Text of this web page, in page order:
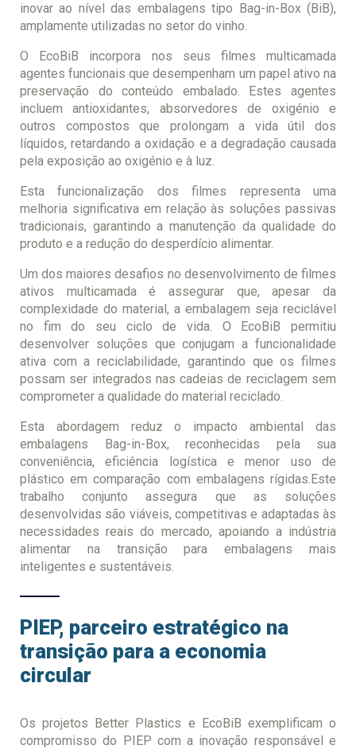
inovar ao nível das embalagens tipo Bag-in-Box (BiB),
amplamente utilizadas no setor do vinho.
O EcoBiB incorpora nos seus filmes multicamada
agentes funcionais que desempenham um papel ativo na
preservação do conteúdo embalado. Estes agentes
incluem antioxidantes, absorvedores de oxigénio e
outros compostos que prolongam a vida útil dos
líquidos, retardando a oxidação e a degradação causada
pela exposição ao oxigénio e à luz.
Esta funcionalização dos filmes representa uma
melhoria significativa em relação às soluções passivas
tradicionais, garantindo a manutenção da qualidade do
produto e a redução do desperdício alimentar.
Um dos maiores desafios no desenvolvimento de filmes
ativos multicamada é assegurar que, apesar da
complexidade do material, a embalagem seja reciclável
no fim do seu ciclo de vida. O EcoBiB permitiu
desenvolver soluções que conjugam a funcionalidade
ativa com a reciclabilidade, garantindo que os filmes
possam ser integrados nas cadeias de reciclagem sem
comprometer a qualidade do material reciclado.
Esta abordagem reduz o impacto ambiental das
embalagens Bag-in-Box, reconhecidas pela sua
conveniência, eficiência logística e menor uso de
plástico em comparação com embalagens rígidas.Este
trabalho conjunto assegura que as soluções
desenvolvidas são viáveis, competitivas e adaptadas às
necessidades reais do mercado, apoiando a indústria
alimentar na transição para embalagens mais
inteligentes e sustentáveis.
PIEP, parceiro estratégico na
transição para a economia
circular
Os projetos Better Plastics e EcoBiB exemplificam o
compromisso do PIEP com a inovação responsável e